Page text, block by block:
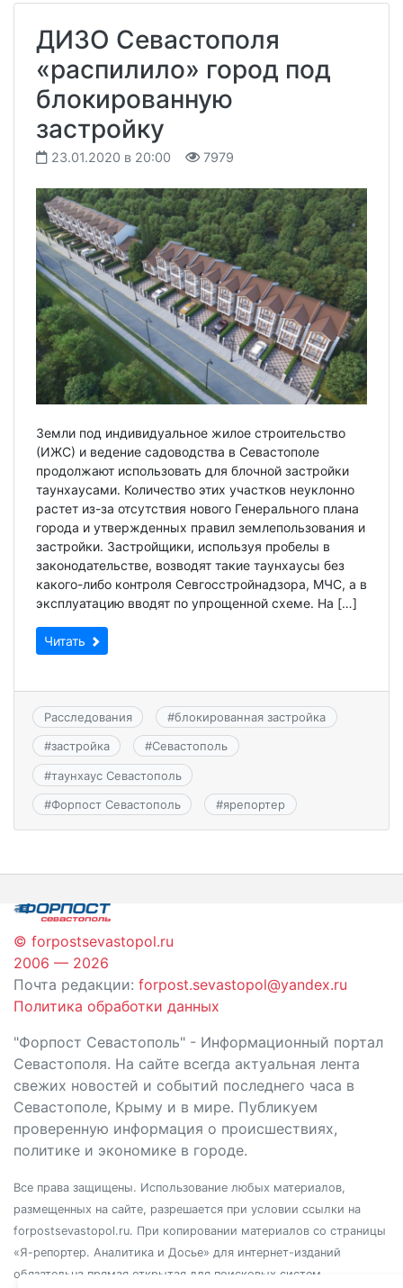
ДИЗО Севастополя
«распилило» город под
блокированную
застройку
23.01.2020 в 20:00 7979
Земли под индивидуальное жилое строительство
(ИЖС) и ведение садоводства в Севастополе
продолжают использовать для блочной застройки
таунхаусами. Количество этих участков неуклонно
растет из-за отсутствия нового Генерального плана
города и утвержденных правил землепользования и
застройки. Застройщики, используя пробелы в
законодательстве, возводят такие таунхаусы без
какого-либо контроля Севгосстройнадзора, МЧС, а в
эксплуатацию вводят по упрощенной схеме. На […]
Читать
Расследования #блокированная застройка
#застройка #Севастополь
#таунхаус Севастополь
#Форпост Севастополь #ярепортер
© forpostsevastopol.ru
2006 — 2026
Почта редакции: forpost.sevastopol@yandex.ru
Политика обработки данных
"Форпост Севастополь" - Информационный портал
Севастополя. На сайте всегда актуальная лента
свежих новостей и событий последнего часа в
Севастополе, Крыму и в мире. Публикуем
проверенную информация о происшествиях,
политике и экономике в городе.
Все права защищены. Использование любых материалов,
размещенных на сайте, разрешается при условии ссылки на
forpostsevastopol.ru. При копировании материалов со страницы
«Я-репортер. Аналитика и Досье» для интернет-изданий
обязательна прямая открытая для поисковых систем